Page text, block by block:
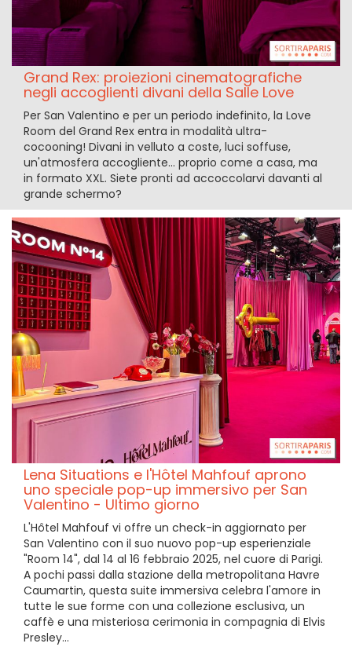
Grand Rex: proiezioni cinematografiche
negli accoglienti divani della Salle Love
Per San Valentino e per un periodo indefinito, la Love
Room del Grand Rex entra in modalità ultra-
cocooning! Divani in velluto a coste, luci soffuse,
un'atmosfera accogliente... proprio come a casa, ma
in formato XXL. Siete pronti ad accoccolarvi davanti al
grande schermo?
Lena Situations e l'Hôtel Mahfouf aprono
uno speciale pop-up immersivo per San
Valentino - Ultimo giorno
L'Hôtel Mahfouf vi offre un check-in aggiornato per
San Valentino con il suo nuovo pop-up esperienziale
"Room 14", dal 14 al 16 febbraio 2025, nel cuore di Parigi.
A pochi passi dalla stazione della metropolitana Havre
Caumartin, questa suite immersiva celebra l'amore in
tutte le sue forme con una collezione esclusiva, un
caffè e una misteriosa cerimonia in compagnia di Elvis
Presley...